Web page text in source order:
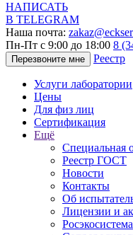
НАПИСАТЬ
В TELEGRAM
Наша почта:
Пн-Пт с 9:00 до 18:00 8
Перезвоните мне Реестр
Услуги лаборатории
Цены
Для физ лиц
Сертификация
Ещё
Специальная
Реестр ГОСТ
Новости
Контакты
Об
Лицензии и
Росэкосистема